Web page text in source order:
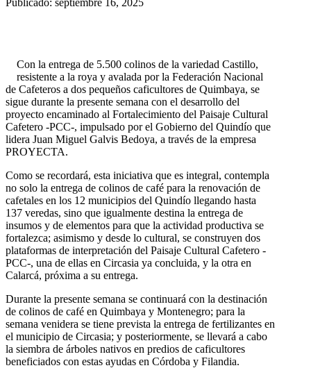
Con la entrega de 5.500 colinos de la variedad Castillo,
resistente a la roya y avalada por la Federación Nacional
de Cafeteros a dos pequeños caficultores de Quimbaya, se
sigue durante la presente semana con el desarrollo del
proyecto encaminado al Fortalecimiento del Paisaje Cultural
Cafetero -PCC-, impulsado por el Gobierno del Quindío que
lidera Juan Miguel Galvis Bedoya, a través de la empresa
PROYECTA.
Como se recordará, esta iniciativa que es integral, contempla
no solo la entrega de colinos de café para la renovación de
cafetales en los 12 municipios del Quindío llegando hasta
137 veredas, sino que igualmente destina la entrega de
insumos y de elementos para que la actividad productiva se
fortalezca; asimismo y desde lo cultural, se construyen dos
plataformas de interpretación del Paisaje Cultural Cafetero -
PCC-, una de ellas en Circasia ya concluida, y la otra en
Calarcá, próxima a su entrega.
Durante la presente semana se continuará con la destinación
de colinos de café en Quimbaya y Montenegro; para la
semana venidera se tiene prevista la entrega de fertilizantes en
el municipio de Circasia; y posteriormente, se llevará a cabo
la siembra de árboles nativos en predios de caficultores
beneficiados con estas ayudas en Córdoba y Filandia.